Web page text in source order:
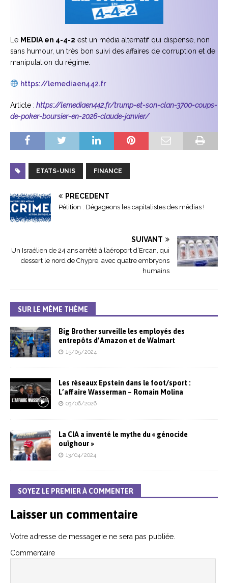
Le MEDIA en 4-4-2 est un média alternatif qui dispense, non
sans humour, un très bon suivi des affaires de corruption et de
manipulation du régime.
https://lemediaen442.fr
Article : https://lemediaen442.fr/trump-et-son-clan-3700-coups-
de-poker-boursier-en-2026-claude-janvier/
ETATS-UNIS FINANCE
PRÉCÉDENT
Pétition : Dégageons les capitalistes des médias !
SUIVANT
Un Israélien de 24 ans arrêté à l’aéroport d’Ercan, qui
dessert le nord de Chypre, avec quatre embryons
humains
SUR LE MÊME THÈME
Big Brother surveille les employés des
entrepôts d’Amazon et de Walmart
15/05/2024
Les réseaux Epstein dans le foot/sport :
L’affaire Wasserman – Romain Molina
03/06/2026
La CIA a inventé le mythe du « génocide
ouïghour »
13/04/2024
SOYEZ LE PREMIER À COMMENTER
Laisser un commentaire
Votre adresse de messagerie ne sera pas publiée.
Commentaire